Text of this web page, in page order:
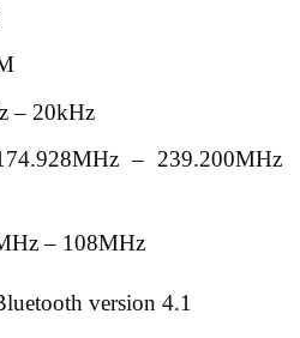
– 20kHz
– 239.200MHz
– 108MHz
version 4.1